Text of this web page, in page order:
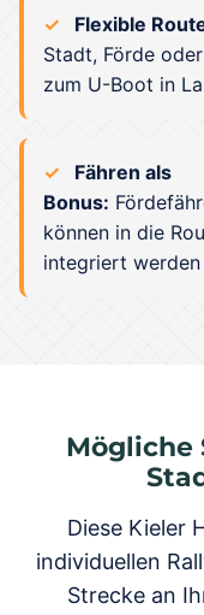
Flexible
Stadt, Förde
zum U-Boot in
Fähren als
Bonus:
können in die
integriert werden
Mögliche
Diese Kieler
individuellen
Strecke an